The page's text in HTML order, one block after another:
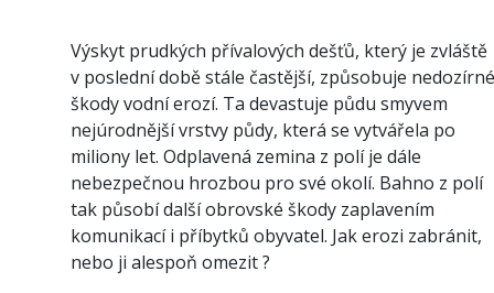
Výskyt prudkých přívalových dešťů, který je zvláště
v poslední době stále častější, způsobuje nedozírné
škody vodní erozí. Ta devastuje půdu smyvem
nejúrodnější vrstvy půdy, která se vytvářela po
miliony let. Odplavená zemina z polí je dále
nebezpečnou hrozbou pro své okolí. Bahno z polí
tak působí další obrovské škody zaplavením
komunikací i příbytků obyvatel. Jak erozi zabránit,
nebo ji alespoň omezit ?